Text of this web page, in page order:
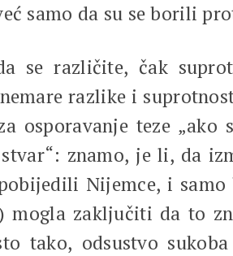
samo da su se borili
se različite, čak
razlike i
osporavanje teze
znamo, je li, da
Nijemce, i
mogla zaključiti da to
tako, odsustvo